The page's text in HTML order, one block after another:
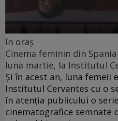
în oraș
Cinema feminin din
luna martie, la Institutul
Și în acest an, luna femeii
Institutul Cervantes cu o
în atenția publicului o
cinematografice semnate